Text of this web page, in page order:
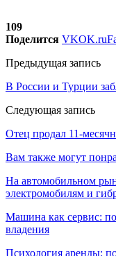
109
Поделится VKOK.ru
Предыдущая запись
В России и Турции
Следующая запись
Отец продал 11-
Вам также могут
На автомобильном
электромобилям и
Машина как сервис:
владения
Психология аренды: